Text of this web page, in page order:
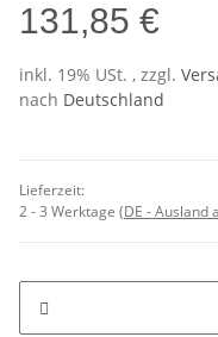
131,85 €
inkl. 19% USt. , zzgl.
nach Deutschland
Lieferzeit:
2 - 3 Werktage (DE - Ausland